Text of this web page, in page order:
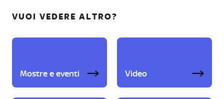
VUOI VEDERE ALTRO?
Mostre e eventi Video